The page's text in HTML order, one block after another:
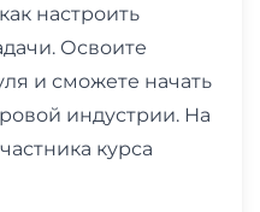
настроить
Освоите
и сможете начать
индустрии. На
курса